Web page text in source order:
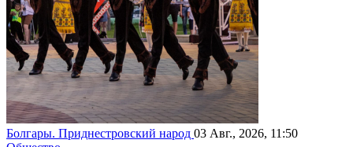
Болгары. Приднестровский народ 03 Авг., 2026, 11:50